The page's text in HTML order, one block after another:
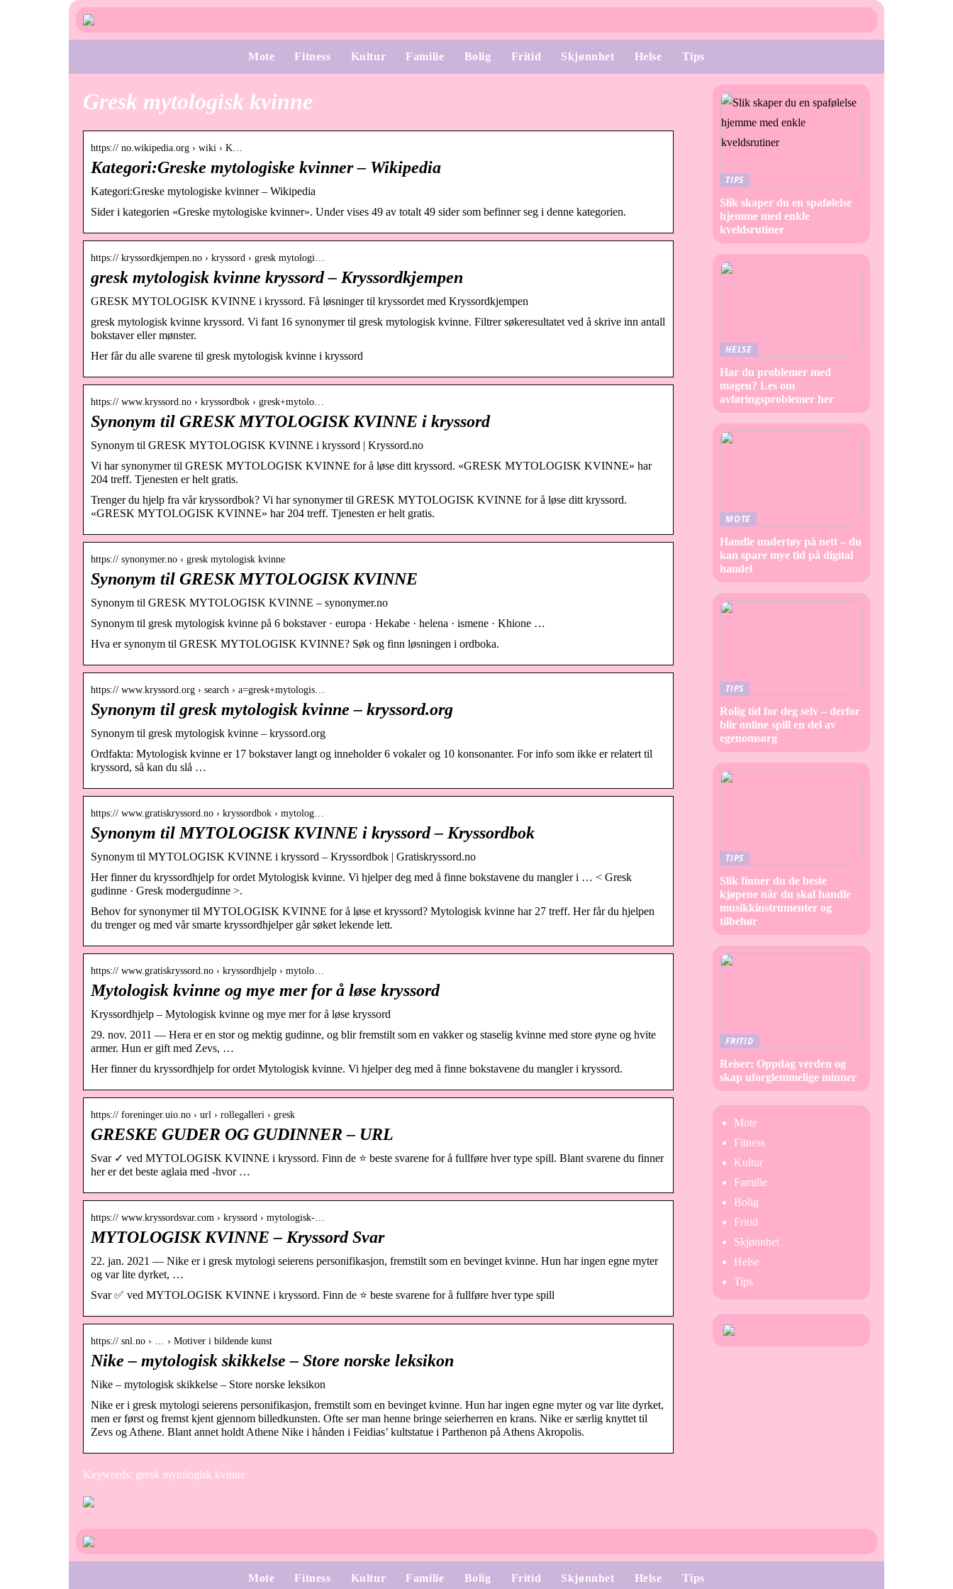
Mote Fitness Kultur Familie Bolig Fritid Skjønnhet Helse Tips
Gresk mytologisk kvinne
https:// no.wikipedia.org › wiki › K…
Kategori:Greske mytologiske kvinner – Wikipedia
Kategori:Greske mytologiske kvinner – Wikipedia
Sider i kategorien «Greske mytologiske kvinner». Under vises 49 av totalt 49 sider som befinner seg i denne kategorien.
https:// kryssordkjempen.no › kryssord › gresk mytologi…
gresk mytologisk kvinne kryssord – Kryssordkjempen
GRESK MYTOLOGISK KVINNE i kryssord. Få løsninger til kryssordet med Kryssordkjempen
gresk mytologisk kvinne kryssord. Vi fant 16 synonymer til gresk mytologisk kvinne. Filtrer søkeresultatet ved å skrive inn antall
bokstaver eller mønster.
Her får du alle svarene til gresk mytologisk kvinne i kryssord
https:// www.kryssord.no › kryssordbok › gresk+mytolo…
Synonym til GRESK MYTOLOGISK KVINNE i kryssord
Synonym til GRESK MYTOLOGISK KVINNE i kryssord | Kryssord.no
Vi har synonymer til GRESK MYTOLOGISK KVINNE for å løse ditt kryssord. «GRESK MYTOLOGISK KVINNE» har
204 treff. Tjenesten er helt gratis.
Trenger du hjelp fra vår kryssordbok? Vi har synonymer til GRESK MYTOLOGISK KVINNE for å løse ditt kryssord.
«GRESK MYTOLOGISK KVINNE» har 204 treff. Tjenesten er helt gratis.
https:// synonymer.no › gresk mytologisk kvinne
Synonym til GRESK MYTOLOGISK KVINNE
Synonym til GRESK MYTOLOGISK KVINNE – synonymer.no
Synonym til gresk mytologisk kvinne på 6 bokstaver · europa · Hekabe · helena · ismene · Khione …
Hva er synonym til GRESK MYTOLOGISK KVINNE? Søk og finn løsningen i ordboka.
https:// www.kryssord.org › search › a=gresk+mytologis…
Synonym til gresk mytologisk kvinne – kryssord.org
Synonym til gresk mytologisk kvinne – kryssord.org
Ordfakta: Mytologisk kvinne er 17 bokstaver langt og inneholder 6 vokaler og 10 konsonanter. For info som ikke er relatert til
kryssord, så kan du slå …
https:// www.gratiskryssord.no › kryssordbok › mytolog…
Synonym til MYTOLOGISK KVINNE i kryssord – Kryssordbok
Synonym til MYTOLOGISK KVINNE i kryssord – Kryssordbok | Gratiskryssord.no
Her finner du kryssordhjelp for ordet Mytologisk kvinne. Vi hjelper deg med å finne bokstavene du mangler i … < Gresk
gudinne · Gresk modergudinne >.
Behov for synonymer til MYTOLOGISK KVINNE for å løse et kryssord? Mytologisk kvinne har 27 treff. Her får du hjelpen
du trenger og med vår smarte kryssordhjelper går søket lekende lett.
https:// www.gratiskryssord.no › kryssordhjelp › mytolo…
Mytologisk kvinne og mye mer for å løse kryssord
Kryssordhjelp – Mytologisk kvinne og mye mer for å løse kryssord
29. nov. 2011 — Hera er en stor og mektig gudinne, og blir fremstilt som en vakker og staselig kvinne med store øyne og hvite
armer. Hun er gift med Zevs, …
Her finner du kryssordhjelp for ordet Mytologisk kvinne. Vi hjelper deg med å finne bokstavene du mangler i kryssord.
https:// foreninger.uio.no › url › rollegalleri › gresk
GRESKE GUDER OG GUDINNER – URL
Svar ✓ ved MYTOLOGISK KVINNE i kryssord. Finn de ⭐ beste svarene for å fullføre hver type spill. Blant svarene du finner
her er det beste aglaia med -hvor …
https:// www.kryssordsvar.com › kryssord › mytologisk-…
MYTOLOGISK KVINNE – Kryssord Svar
22. jan. 2021 — Nike er i gresk mytologi seierens personifikasjon, fremstilt som en bevinget kvinne. Hun har ingen egne myter
og var lite dyrket, …
Svar ✅ ved MYTOLOGISK KVINNE i kryssord. Finn de ⭐ beste svarene for å fullføre hver type spill
https:// snl.no › … › Motiver i bildende kunst
Nike – mytologisk skikkelse – Store norske leksikon
Nike – mytologisk skikkelse – Store norske leksikon
Nike er i gresk mytologi seierens personifikasjon, fremstilt som en bevinget kvinne. Hun har ingen egne myter og var lite dyrket,
men er først og fremst kjent gjennom billedkunsten. Ofte ser man henne bringe seierherren en krans. Nike er særlig knyttet til
Zevs og Athene. Blant annet holdt Athene Nike i hånden i Feidias’ kultstatue i Parthenon på Athens Akropolis.
Keywords: gresk mytologisk kvinne
TIPS
Slik skaper du en spafølelse
hjemme med enkle
kveldsrutiner
HELSE
Har du problemer med
magen? Les om
avføringsproblemer her
MOTE
Handle undertøy på nett – du
kan spare mye tid på digital
handel
TIPS
Rolig tid for deg selv – derfor
blir online spill en del av
egenomsorg
TIPS
Slik finner du de beste
kjøpene når du skal handle
musikkinstrumenter og
tilbehør
FRITID
Reiser: Oppdag verden og
skap uforglemmelige minner
Mote
Fitness
Kultur
Familie
Bolig
Fritid
Skjønnhet
Helse
Tips
Mote Fitness Kultur Familie Bolig Fritid Skjønnhet Helse Tips